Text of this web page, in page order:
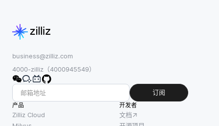
business@zilliz.com
4000-zilliz（4000945549）
订阅
产品
Zilliz Cloud
开发者
文档